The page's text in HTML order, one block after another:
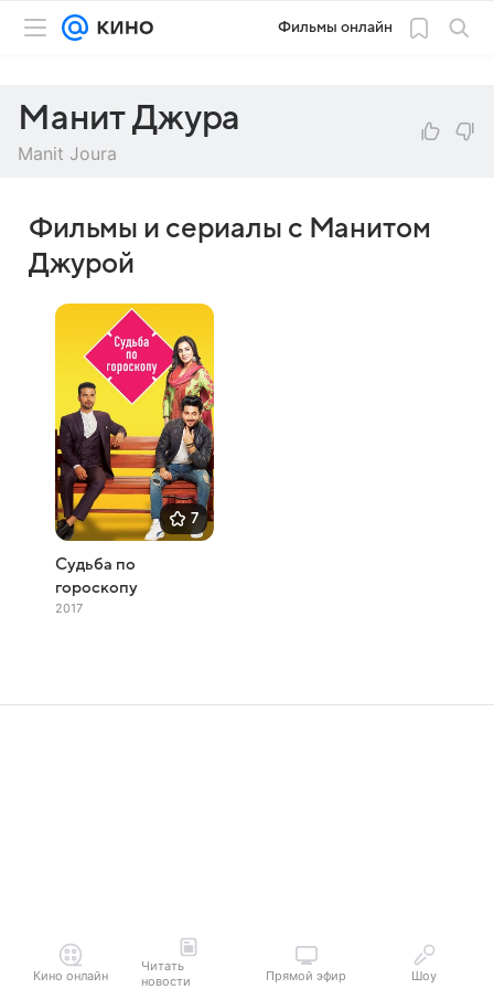
Фильмы онлайн
Манит Джура
Manit Joura
Фильмы и сериалы с Манитом
Джурой
7
Судьба по
гороскопу
2017
Кино онлайн
Читать
новости
Прямой эфир Шоу